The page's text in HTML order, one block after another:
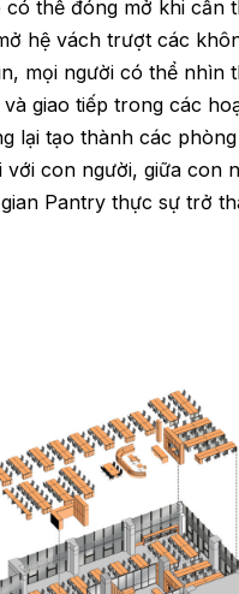
thể đóng mở khi cần
hệ vách trượt các
mọi người có thể nhìn
giao tiếp trong các
lại tạo thành các
con người, giữa con
Pantry thực sự trở